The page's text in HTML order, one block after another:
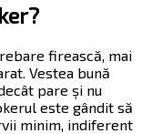
firească, mai
Vestea bună
pare și nu
este gândit să
minim, indiferent